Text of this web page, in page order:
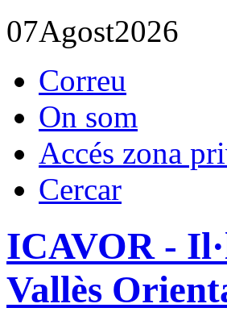
07Agost2026
Correu
On som
Accés zona
Cercar
ICAVOR -
Vallès